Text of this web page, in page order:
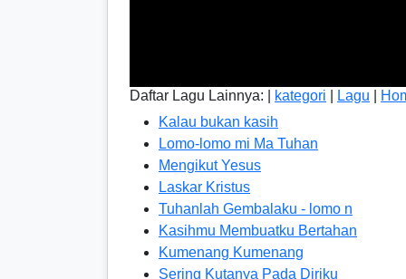
Daftar Lagu Lainnya: | kategori Lagu
Kalau bukan kasih
Lomo-lomo mi Ma Tuhan
Mengikut Yesus
Laskar Kristus
Tuhanlah Gembalaku - lomo n
Kasihmu Membuatku Bertahan
Kumenang Kumenang
Sering Kutanya Pada Diriku